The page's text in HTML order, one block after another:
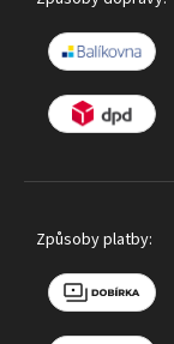
Způsoby platby: